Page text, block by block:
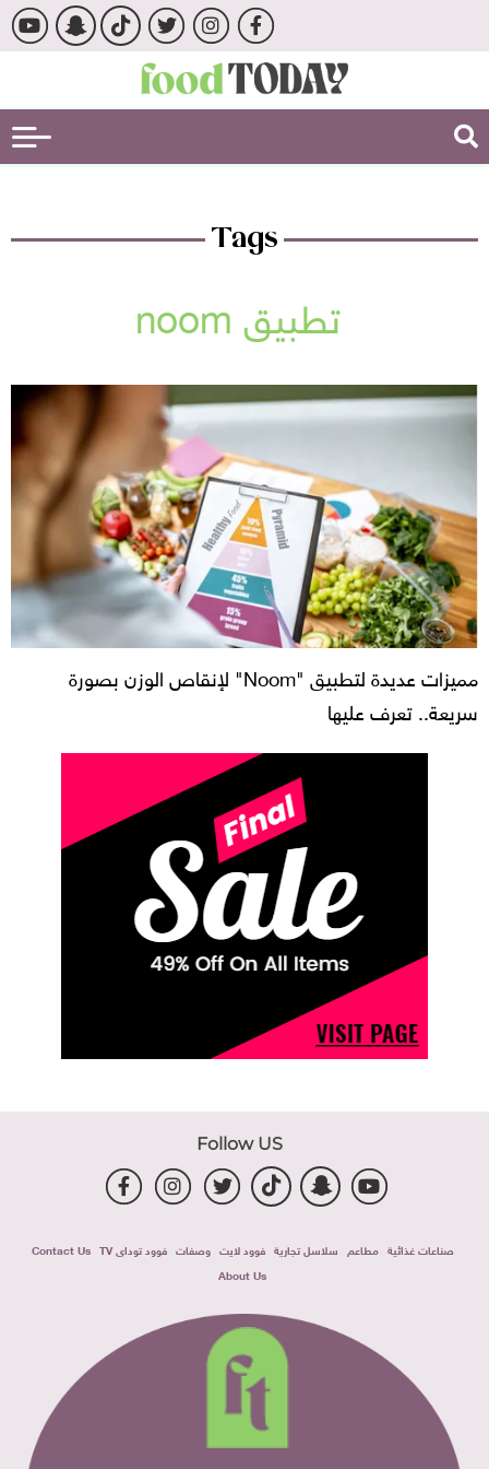
Tags
تطبيق noom
مميزات عديدة لتطبيق "Noom" لإنقاص الوزن بصورة
سريعة.. تعرف عليها
Follow US
صناعات غذائية مطاعم سلاسل تجارية فوود لايت وصفات فوود توداى TV
Contact Us
About Us